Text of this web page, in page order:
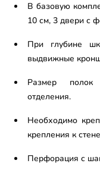
В базовую
10 см, 3 двери с
При глубине
выдвижные
Размер полок
отделения.
Необходимо
крепления к
Перфорация с